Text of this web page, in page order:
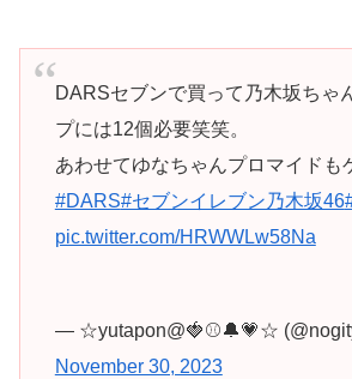
DARSセブンで買って乃木坂ちゃ
プには12個必要笑笑。
あわせてゆなちゃんプロマイドも
#DARS#セブンイレブン乃木坂46
pic.twitter.com/HRWWLw58Na
— ☆yutapon@🍓⚾🔔💗☆
November 30, 2023